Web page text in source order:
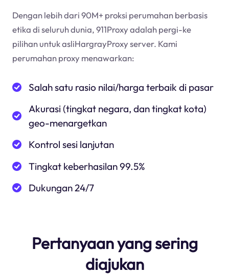
Dengan lebih dari 90M+ proksi perumahan berbasis
etika di seluruh dunia, 911Proxy adalah pergi-ke
pilihan untuk asliHargrayProxy server. Kami
perumahan proxy menawarkan:
Salah satu rasio nilai/harga terbaik di pasar
Akurasi (tingkat negara, dan tingkat kota)
geo-menargetkan
Kontrol sesi lanjutan
Tingkat keberhasilan 99.5%
Dukungan 24/7
Pertanyaan yang sering
diajukan